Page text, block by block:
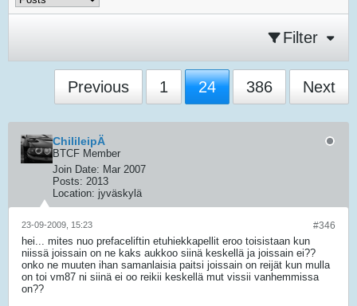
Filter
Previous 1 24 386 Next
ChilileipÄ
BTCF Member
Join Date: Mar 2007
Posts: 2013
Location: jyväskylä
#346
23-09-2009, 15:23
hei... mites nuo prefaceliftin etuhiekkapellit eroo toisistaan kun
niissä joissain on ne kaks aukkoo siinä keskellä ja joissain ei??
onko ne muuten ihan samanlaisia paitsi joissain on reijät kun mulla
on toi vm87 ni siinä ei oo reikii keskellä mut vissii vanhemmissa
on??